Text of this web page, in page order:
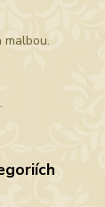
malbou.